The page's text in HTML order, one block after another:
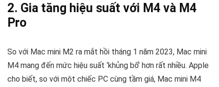
2. Gia tăng hiệu suất với M4 và M4
Pro
So với Mac mini M2 ra mắt hồi tháng 1 năm 2023, Mac mini
M4 mang đến mức hiệu suất ‘khủng bố’ hơn rất nhiều. Apple
cho biết, so với một chiếc PC cùng tầm giá, Mac mini M4